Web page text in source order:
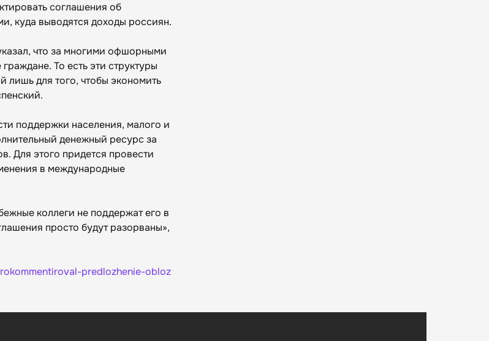
соглашения об
куда выводятся доходы россиян.
что за многими офшорными
То есть эти структуры
лишь для того, чтобы экономить
поддержки населения, малого и
денежный ресурс за
Для этого придется провести
в международные
коллеги не поддержат его в
просто будут разорваны»,
predlozhenie-obloz